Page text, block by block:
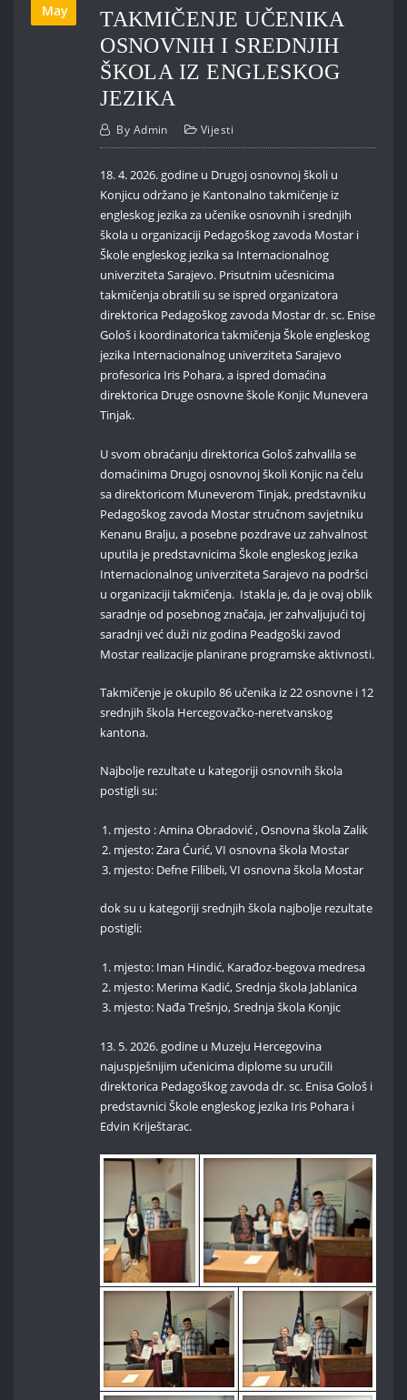
May
TAKMIČENJE UČENIKA
OSNOVNIH I SREDNJIH
ŠKOLA IZ ENGLESKOG
JEZIKA
By Admin Vijesti
18. 4. 2026. godine u Drugoj osnovnoj školi u
Konjicu održano je Kantonalno takmičenje iz
engleskog jezika za učenike osnovnih i srednjih
škola u organizaciji Pedagoškog zavoda Mostar i
Škole engleskog jezika sa Internacionalnog
univerziteta Sarajevo. Prisutnim učesnicima
takmičenja obratili su se ispred organizatora
direktorica Pedagoškog zavoda Mostar dr. sc. Enise
Gološ i koordinatorica takmičenja Škole engleskog
jezika Internacionalnog univerziteta Sarajevo
profesorica Iris Pohara, a ispred domaćina
direktorica Druge osnovne škole Konjic Munevera
Tinjak.
U svom obraćanju direktorica Gološ zahvalila se
domaćinima Drugoj osnovnoj školi Konjic na čelu
sa direktoricom Muneverom Tinjak, predstavniku
Pedagoškog zavoda Mostar stručnom savjetniku
Kenanu Bralju, a posebne pozdrave uz zahvalnost
uputila je predstavnicima Škole engleskog jezika
Internacionalnog univerziteta Sarajevo na podršci
u organizaciji takmičenja. Istakla je, da je ovaj oblik
saradnje od posebnog značaja, jer zahvaljujući toj
saradnji već duži niz godina Peadgoški zavod
Mostar realizacije planirane programske aktivnosti.
Takmičenje je okupilo 86 učenika iz 22 osnovne i 12
srednjih škola Hercegovačko-neretvanskog
kantona.
Najbolje rezultate u kategoriji osnovnih škola
postigli su:
mjesto : Amina Obradović , Osnovna škola Zalik
mjesto: Zara Ćurić, VI osnovna škola Mostar
mjesto: Defne Filibeli, VI osnovna škola Mostar
dok su u kategoriji srednjih škola najbolje rezultate
postigli:
mjesto: Iman Hindić, Karađoz-begova medresa
mjesto: Merima Kadić, Srednja škola Jablanica
mjesto: Nađa Trešnjo, Srednja škola Konjic
13. 5. 2026. godine u Muzeju Hercegovina
najuspješnijim učenicima diplome su uručili
direktorica Pedagoškog zavoda dr. sc. Enisa Gološ i
predstavnici Škole engleskog jezika Iris Pohara i
Edvin Kriještarac.